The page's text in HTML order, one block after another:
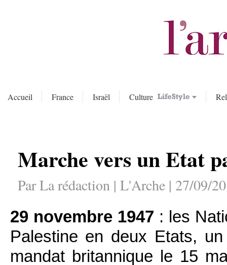
Accueil France Israël Culture
Marche vers un Etat
Par La rédaction | L'Arche | 27/09/
29 novembre 1947 : les
Palestine en deux Etats,
mandat britannique le 15